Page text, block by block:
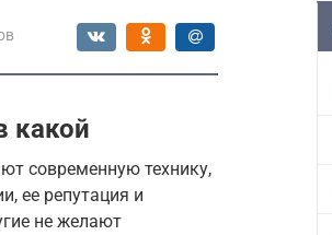
какой
современную технику,
ее репутация и
не желают